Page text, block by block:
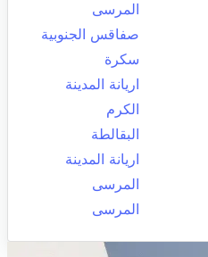
المرسى
صفاقس الجنوبية
سكرة
اريانة المدينة
الكرم
البقالطة
اريانة المدينة
المرسى
المرسى